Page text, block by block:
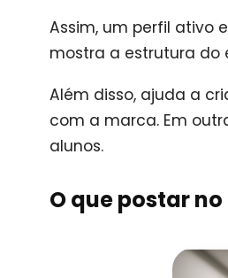
Assim, um perfil ativo
mostra a estrutura do
Além disso, ajuda a
com a marca. Em
alunos.
O que postar